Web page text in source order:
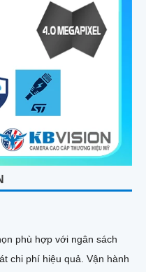
phù hợp với ngân sách
hiệu quả. Vận hành